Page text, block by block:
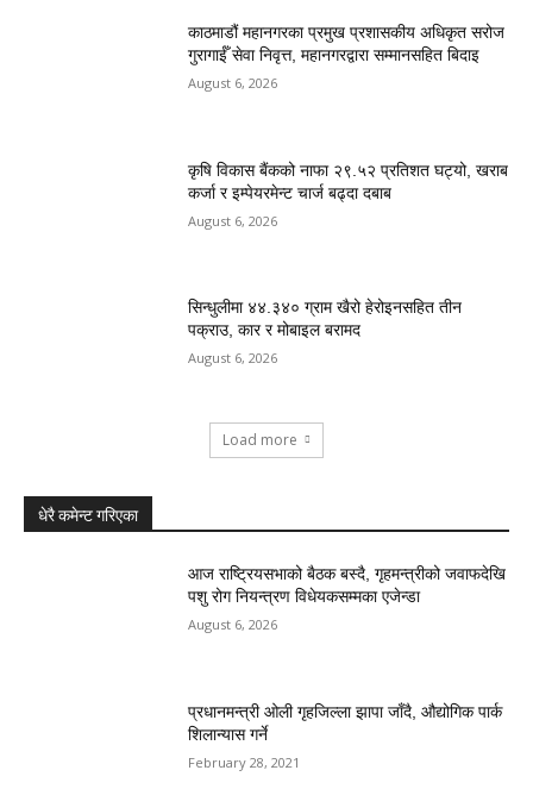
काठमाडौं महानगरका प्रमुख प्रशासकीय अधिकृत सरोज
गुरागाईँ सेवा निवृत्त, महानगरद्वारा सम्मानसहित बिदाइ
August 6, 2026
कृषि विकास बैंकको नाफा २९.५२ प्रतिशत घट्यो, खराब
कर्जा र इम्पेयरमेन्ट चार्ज बढ्दा दबाब
August 6, 2026
सिन्धुलीमा ४४.३४० ग्राम खैरो हेरोइनसहित तीन
पक्राउ, कार र मोबाइल बरामद
August 6, 2026
Load more
धेरै कमेन्ट गरिएका
आज राष्ट्रियसभाको बैठक बस्दै, गृहमन्त्रीको जवाफदेखि
पशु रोग नियन्त्रण विधेयकसम्मका एजेन्डा
August 6, 2026
प्रधानमन्त्री ओली गृहजिल्ला झापा जाँदै, औद्योगिक पार्क
शिलान्यास गर्ने
February 28, 2021